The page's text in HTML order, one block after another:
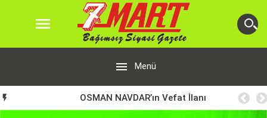

 Menü
 OSMAN NAVDAR’ın Vefat İlanı